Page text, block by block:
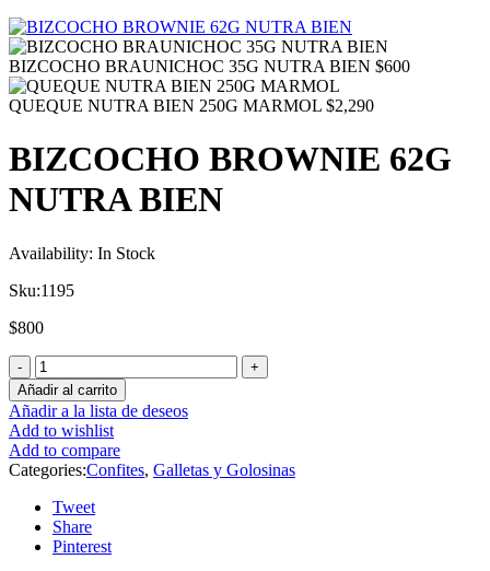
BIZCOCHO BRAUNICHOC 35G NUTRA BIEN $600
QUEQUE NUTRA BIEN 250G MARMOL $2,290
BIZCOCHO BROWNIE 62G
NUTRA BIEN
Availability: In Stock
Sku:1195
$800
Añadir al carrito
Añadir a la lista de deseos
Add to wishlist
Add to compare
Categories:Confites, Galletas y Golosinas
Tweet
Share
Pinterest